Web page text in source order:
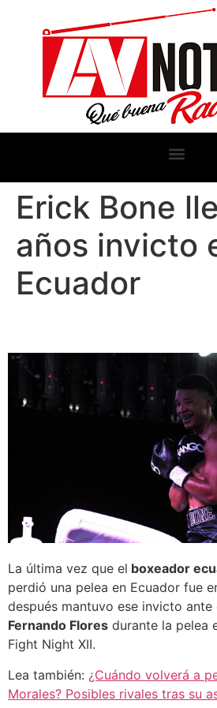
Erick Bone
años invicto
Ecuador
La última vez que el boxeador
perdió una pelea en Ecuador fue
después mantuvo ese invicto ante
Fernando Flores durante la pelea
Fight Night XII.
Lea también: ¿Cuándo volverá a
Morales? Posibles rivales tras su